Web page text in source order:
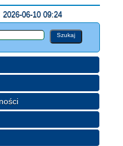
06-10 09:24